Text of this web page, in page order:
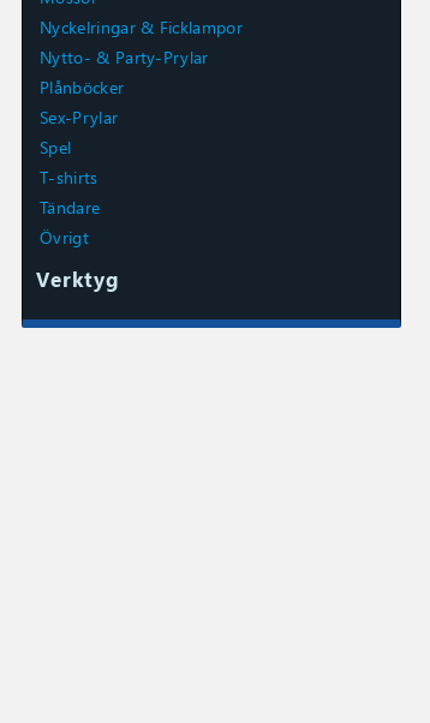
Nyckelringar & Ficklampor
Nytto- & Party-Prylar
Plånböcker
Sex-Prylar
Spel
T-shirts
Tändare
Övrigt
Verktyg